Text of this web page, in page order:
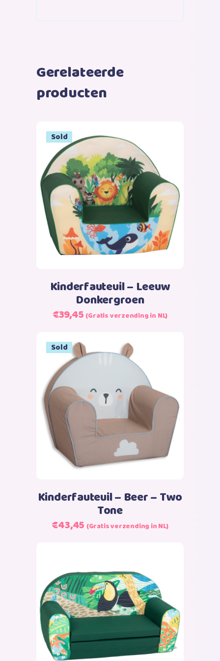
Gerelateerde
producten
Sold
Lees verder
Kinderfauteuil – Leeuw
Donkergroen
Oorspronkelijke
was:
€39,45.
€39,45Huidige
€39,45.
(Gratis verzending in NL)
Sold
Lees verder
Kinderfauteuil – Beer – Two
Tone
Oorspronkelijke
€43,45Huidige
(Gratis verzending in NL)
Toevoegen aan winkelwagen